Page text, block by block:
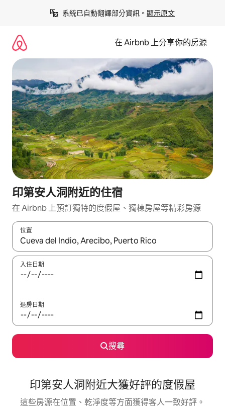
系統已自動翻譯部分資訊。 顯示原文
在 Airbnb 上分享你的房源
印第安人洞附近的住宿
在 Airbnb 上預訂獨特的度假屋、獨棟房屋等精彩房源
位置
如有搜尋結果，瀏覽內容時請使用上下箭頭，或輕點、滑動裝置。
入住日期
退房日期
搜尋
印第安人洞附近大獲好評的度假屋
這些房源在位置、乾淨度等方面獲得客人一致好評。